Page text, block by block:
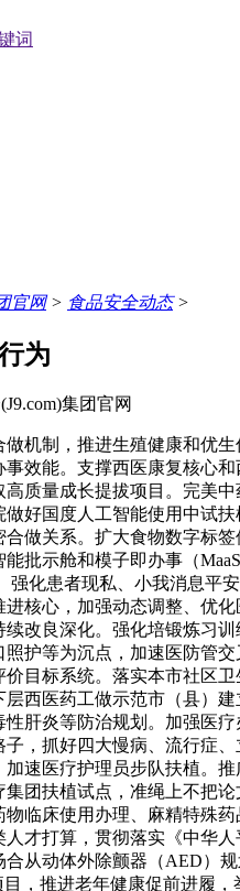
官网> 食品安全动态>
为
集团官网
制，推进生殖健康和优生
效能。支撑西医康复核心
质量成长提拔项目。完美
做好国度人工智能使用中试
合做关系。扩大食物数字标
批示舱和模子即办事（
强化患者现私、小我消息平
核心，加强动态调整、优
改良深化。强化培锻炼习
照护等为沉点，加速医防管
目标系统。落实本市社区
西医药工做示范市（县）
肝炎等防治规划。加强医
，抓好四大慢病、流行症
速医疗护理员步队扶植。
团扶植试点，准绳上不把
临床使用办理、麻精特殊
才打算，贯彻落实《中华
从动体外除颤器（AED）
目，推进老年健康促前进履